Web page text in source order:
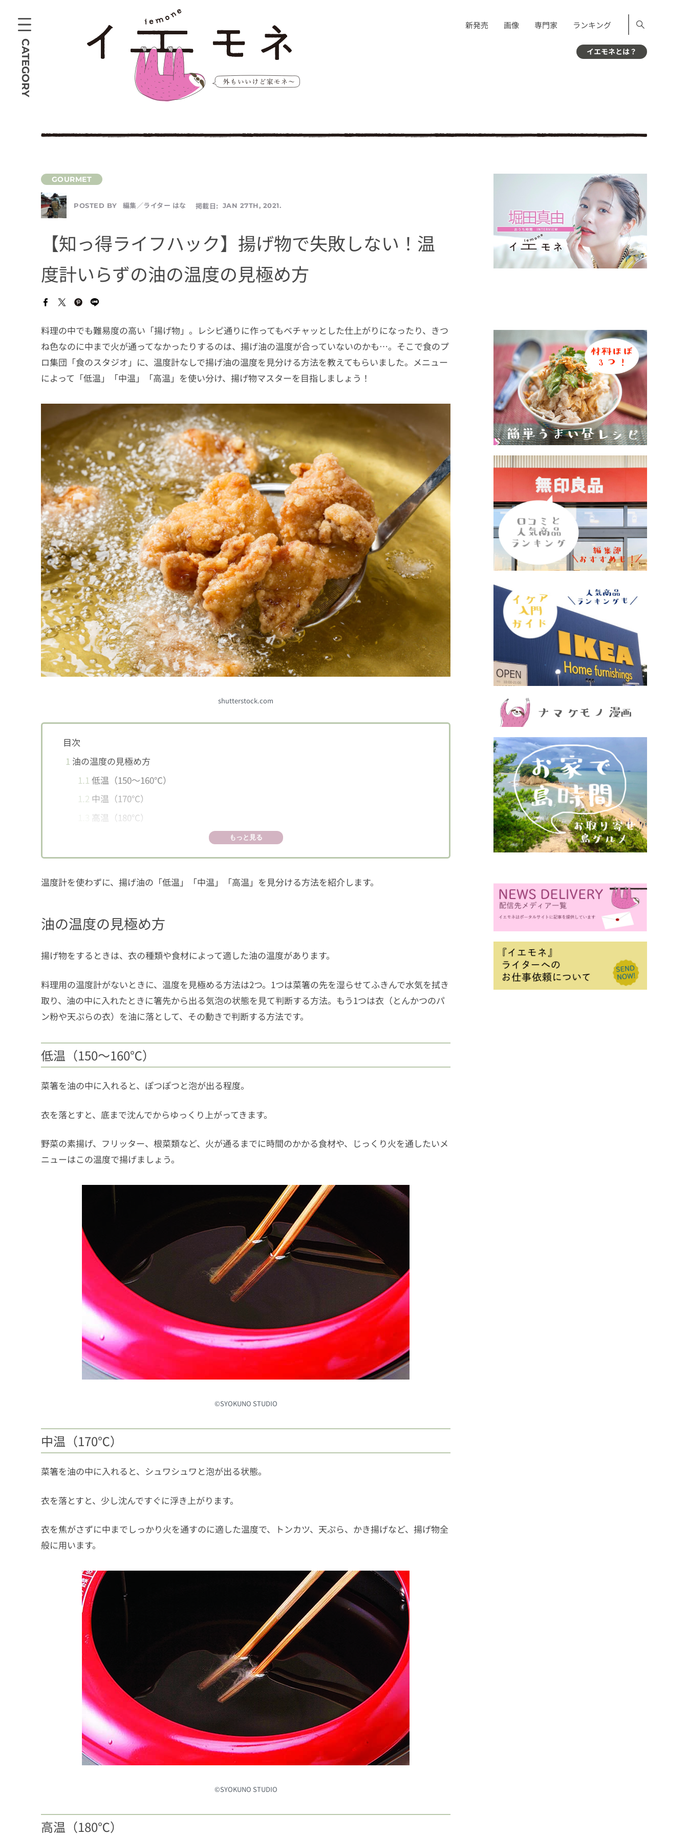
CATEGORY
新発売 画像 専門家 ランキング
イエモネとは？
POSTED BY 編集／ライター はな 掲載日: JAN 27TH, 2021.
【知っ得ライフハック】揚げ物で失敗しない！温
度計いらずの油の温度の見極め方
料理の中でも難易度の高い「揚げ物」。レシピ通りに作ってもベチャッとした仕上がりになったり、きつ
ね色なのに中まで火が通ってなかったりするのは、揚げ油の温度が合っていないのかも…。そこで食のプ
ロ集団「食のスタジオ」に、温度計なしで揚げ油の温度を見分ける方法を教えてもらいました。メニュー
によって「低温」「中温」「高温」を使い分け、揚げ物マスターを目指しましょう！
shutterstock.com
目次
1 油の温度の見極め方
1.1 低温（150～160℃）
1.2 中温（170℃）
高温（180℃）
上手に揚げるコツは、具材を入れすぎないこと
3揚げ油は2〜3回繰り返して使える！
もっと見る
温度計を使わずに、揚げ油の「低温」「中温」「高温」を見分ける方法を紹介します。
油の温度の見極め方
揚げ物をするときは、衣の種類や食材によって適した油の温度があります。
料理用の温度計がないときに、温度を見極める方法は2つ。1つは菜箸の先を湿らせてふきんで水気を拭き
取り、油の中に入れたときに箸先から出る気泡の状態を見て判断する方法。もう1つは衣（とんかつのパ
ン粉や天ぷらの衣）を油に落として、その動きで判断する方法です。
低温（150～160℃）
菜箸を油の中に入れると、ぽつぽつと泡が出る程度。
衣を落とすと、底まで沈んでからゆっくり上がってきます。
野菜の素揚げ、フリッター、根菜類など、火が通るまでに時間のかかる食材や、じっくり火を通したいメ
ニューはこの温度で揚げましょう。
©︎SYOKUNO STUDIO
中温（170℃）
菜箸を油の中に入れると、シュワシュワと泡が出る状態。
衣を落とすと、少し沈んですぐに浮き上がります。
衣を焦がさずに中までしっかり火を通すのに適した温度で、トンカツ、天ぷら、かき揚げなど、揚げ物全
般に用います。
©︎SYOKUNO STUDIO
高温（180℃）